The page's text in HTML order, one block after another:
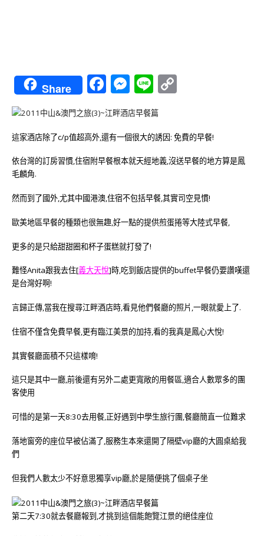
Share Facebook
Messenger
Line
這家酒店除了c/p值超高外,還有一個很大的誘因: 免費的早餐!
依台灣的訂房習慣,住宿附早餐根本就天經地義,沒送早餐的地方算是鳳
毛麟角.
然而到了國外,尤其中國港澳,住宿不包括早餐,其實司空見慣!
歐美地區早餐的種類也很無趣,好一點的提供煎蛋捲等大陸式早餐,
更多的是只給甜甜圈和杯子蛋糕就打發了!
難怪Anita跟我去住[義大天悅]時,吃到飯店提供的buffet早餐仍要讚嘆還
是台灣好啊!
言歸正傳,當我在搜尋江畔酒店時,看見他們餐廳的照片,一眼就愛上了.
住宿不僅含免費早餐,更有臨江美景的加持,看的我真是鳳心大悅!
其實餐廳面積不只這樣唷!
這只是其中一廳,前後還有另外二處更寬敞的用餐區,適合人數眾多的團
客使用
可惜的是第一天8:30去用餐,正好遇到中學生旅行團,餐廳簡直一位難求
落地窗旁的座位早被佔滿了,服務生本來還開了隔壁vip廳的大圓桌給我
們
但我們人數太少不好意思獨享vip廳,於是隨便挑了個桌子坐
第二天7:30就去餐廳報到,才挑到這個能飽覽江景的絕佳座位